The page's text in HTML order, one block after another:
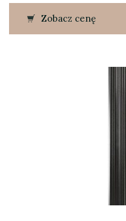
Zobacz cenę